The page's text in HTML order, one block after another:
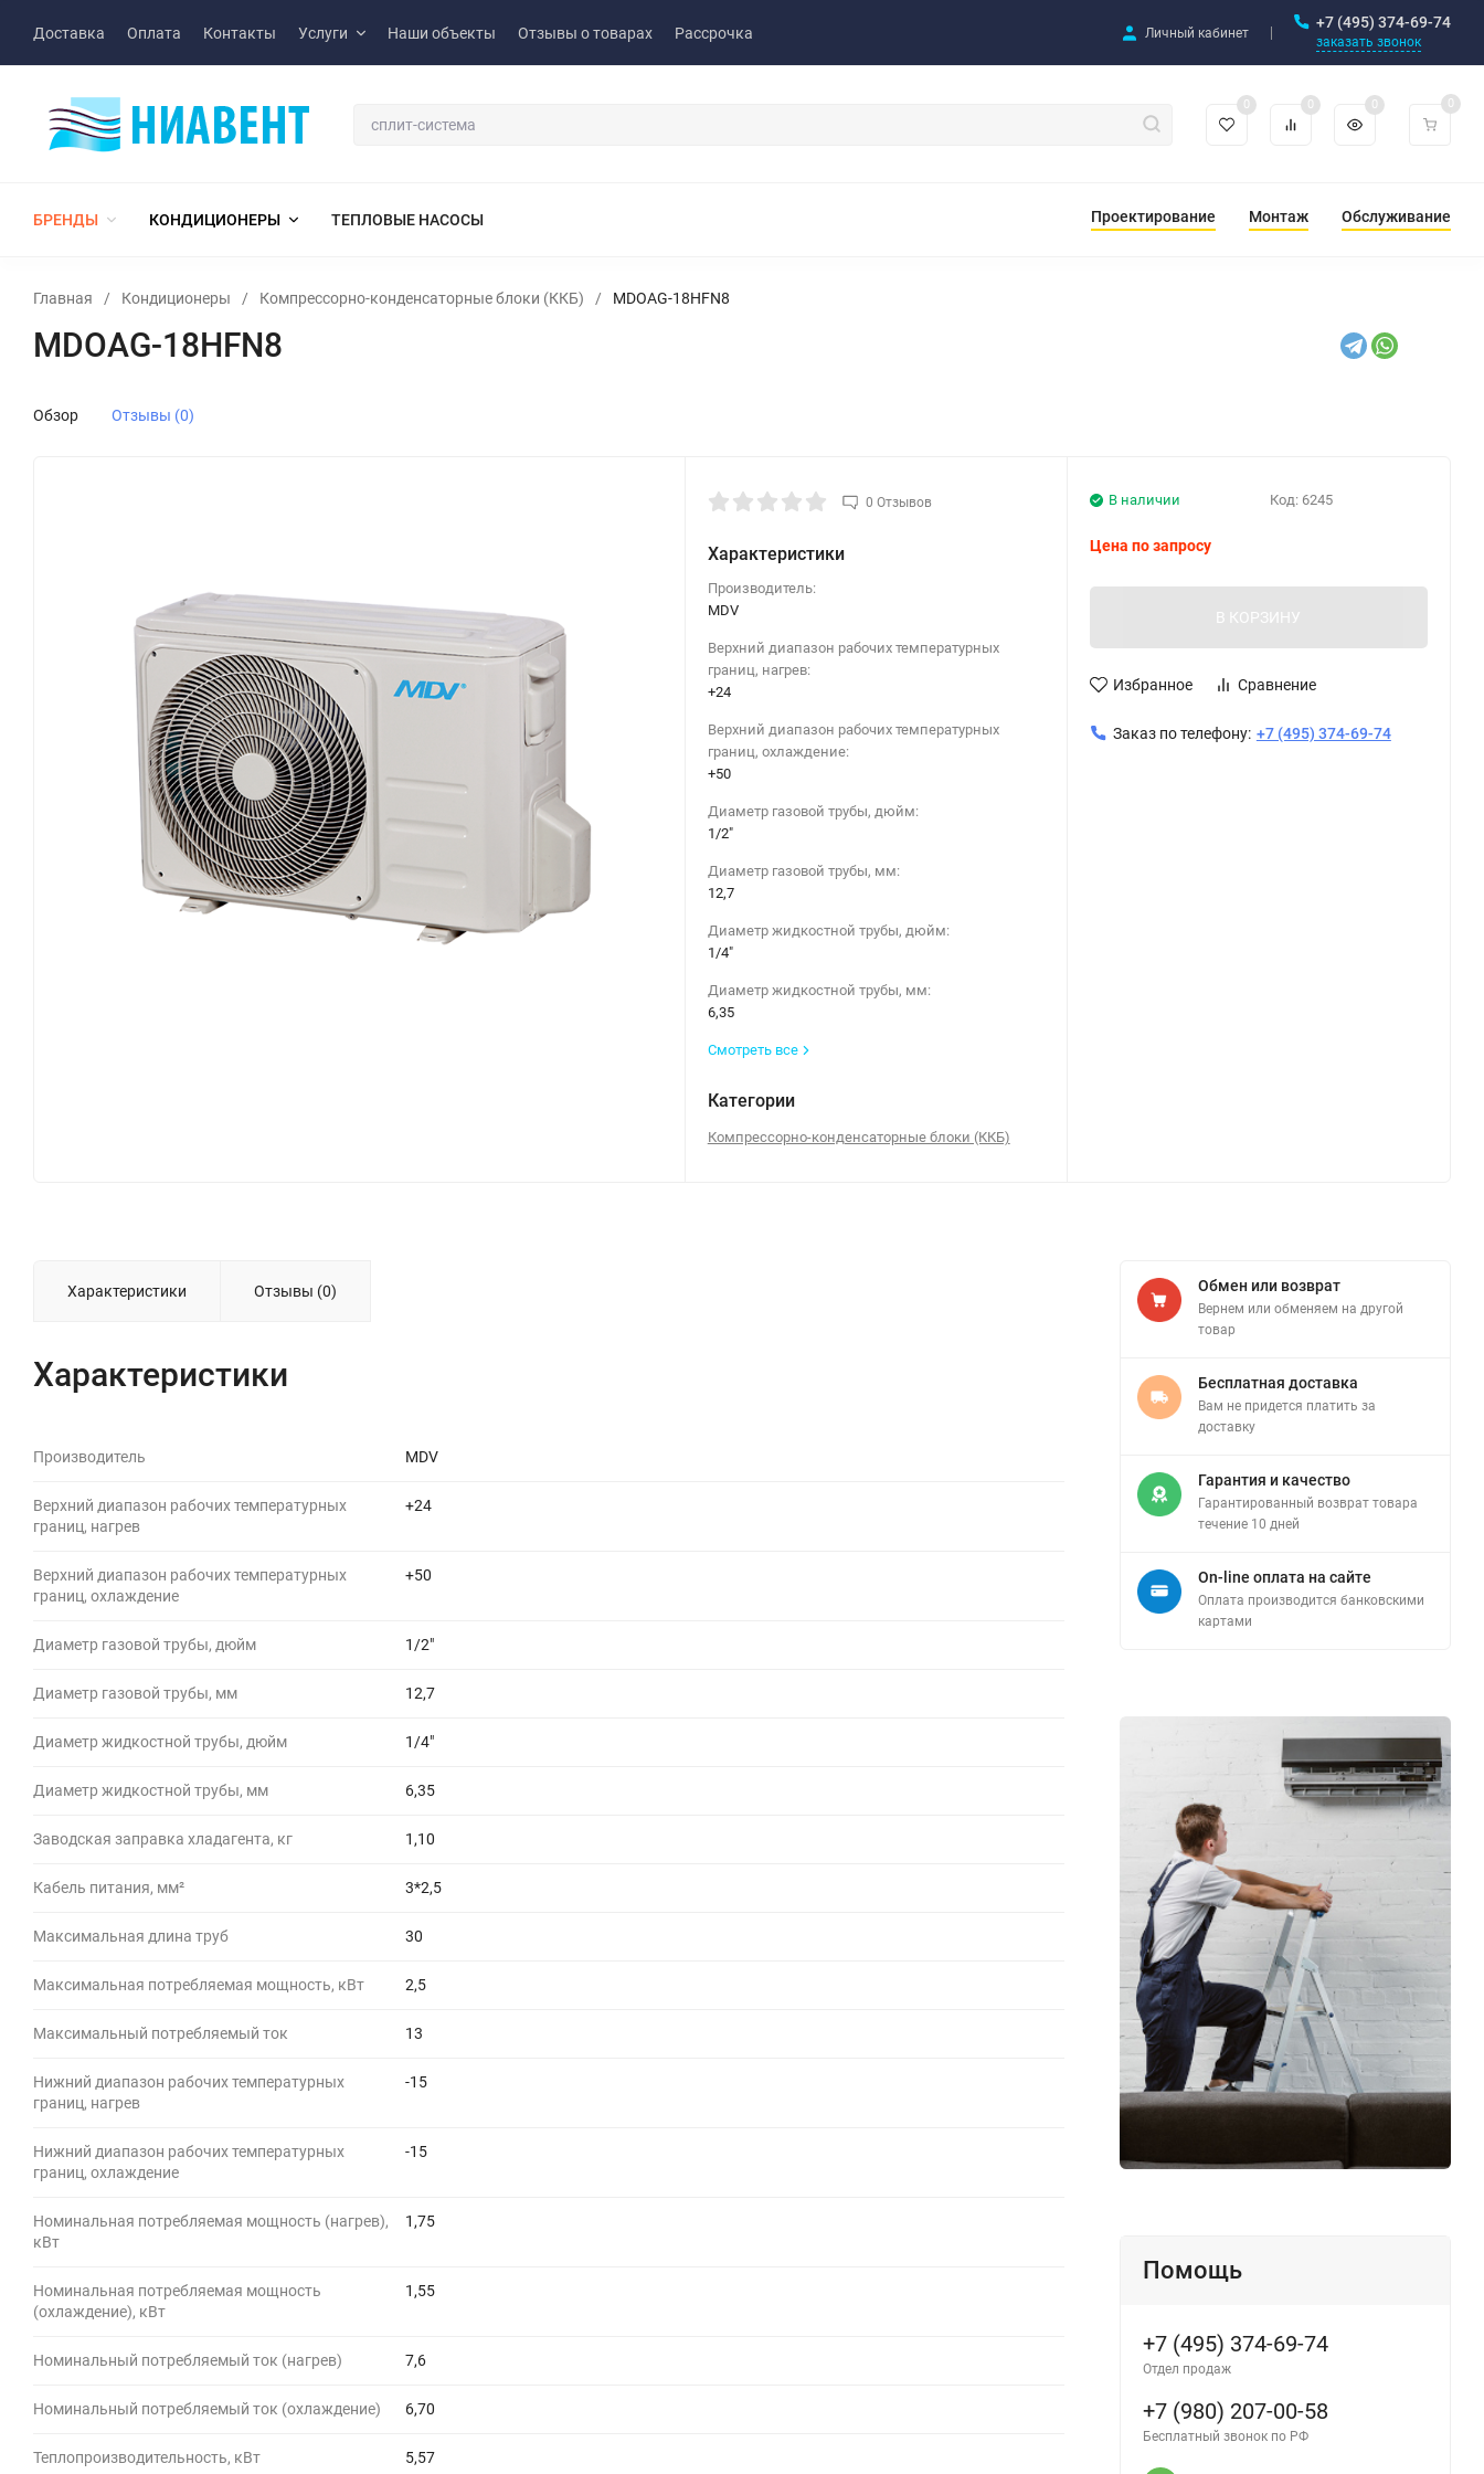
Доставка Оплата Контакты Услуги Наши объекты Отзывы о товарах Рассрочка Личный кабинет
+7 (495) 374-69-74
заказать звонок
0 0 0 0
БРЕНДЫ КОНДИЦИОНЕРЫ ТЕПЛОВЫЕ НАСОСЫ Проектирование Монтаж Обслуживание
Главная / Кондиционеры / Компрессорно-конденсаторные блоки (ККБ) / MDOAG-18HFN8
MDOAG-18HFN8
Обзор Отзывы (0)
0 Отзывов
Характеристики
Производитель:
MDV
Верхний диапазон рабочих температурных
границ, нагрев:
+24
Верхний диапазон рабочих температурных
границ, охлаждение:
+50
Диаметр газовой трубы, дюйм:
1/2"
Диаметр газовой трубы, мм:
12,7
Диаметр жидкостной трубы, дюйм:
1/4"
Диаметр жидкостной трубы, мм:
6,35
Смотреть все
Категории
Компрессорно-конденсаторные блоки (ККБ)
Код: 6245
В наличии
Цена по запросу
В КОРЗИНУ
Избранное Сравнение
Заказ по телефону: +7 (495) 374-69-74
Характеристики Отзывы (0)
Характеристики
Производитель MDV
Верхний диапазон рабочих температурных
границ, нагрев
+24
Верхний диапазон рабочих температурных
границ, охлаждение
+50
Диаметр газовой трубы, дюйм 1/2"
Диаметр газовой трубы, мм 12,7
Диаметр жидкостной трубы, дюйм 1/4"
Диаметр жидкостной трубы, мм 6,35
Заводская заправка хладагента, кг 1,10
Кабель питания, мм² 3*2,5
Максимальная длина труб 30
Максимальная потребляемая мощность, кВт 2,5
Максимальный потребляемый ток 13
Нижний диапазон рабочих температурных
границ, нагрев
-15
Нижний диапазон рабочих температурных
границ, охлаждение
-15
Номинальная потребляемая мощность (нагрев),
кВт
1,75
Номинальная потребляемая мощность
(охлаждение), кВт
1,55
Номинальный потребляемый ток (нагрев) 7,6
Номинальный потребляемый ток (охлаждение) 6,70
Теплопроизводительность, кВт 5,57
Обмен или возврат
Вернем или обменяем на другой
товар
Бесплатная доставка
Вам не придется платить за
доставку
Гарантия и качество
Гарантированный возврат товара
течение 10 дней
On-line оплата на сайте
Оплата производится банковскими
картами
Помощь
+7 (495) 374-69-74
Отдел продаж
+7 (980) 207-00-58
Бесплатный звонок по РФ